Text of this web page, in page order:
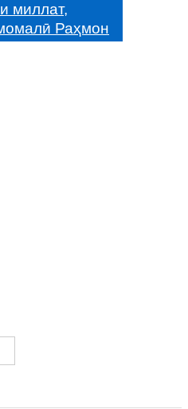
миллат,
Раҳмон